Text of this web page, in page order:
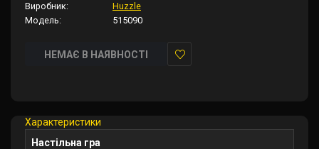
Виробник:
Huzzle
Модель:
515090
НЕМАЄ В НАЯВНОСТІ
Характеристики
Настільна гра